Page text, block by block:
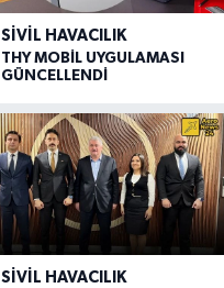
SIVIL HAVACILIK
THY MOBİL UYGULAMASI
GÜNCELLENDİ
SIVIL HAVACILIK